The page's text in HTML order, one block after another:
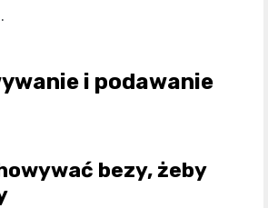
i podawanie
bezy, żeby